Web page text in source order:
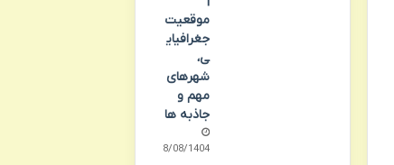
موقعیت
جغرافیای
ی،
شهرهای
مهم و
جاذبه ها
18/08/1404